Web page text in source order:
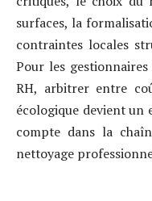
surfaces, la
contraintes locales
Pour les gestionnaires
RH, arbitrer entre
écologique devient un
compte dans la
nettoyage